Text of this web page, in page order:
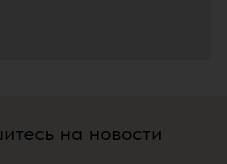
на новости